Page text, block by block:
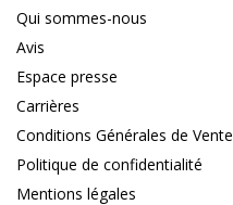
Qui sommes-nous
Avis
Espace presse
Carrières
Conditions Générales de Vente
Politique de confidentialité
Mentions légales